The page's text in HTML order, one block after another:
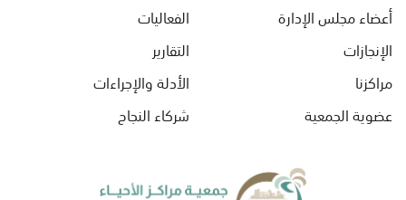
أعضاء مجلس الإدارة
الإنجازات
مراكزنا
عضوية الجمعية
الفعاليات
التقارير
الأدلة والإجراءات
شركاء النجاح